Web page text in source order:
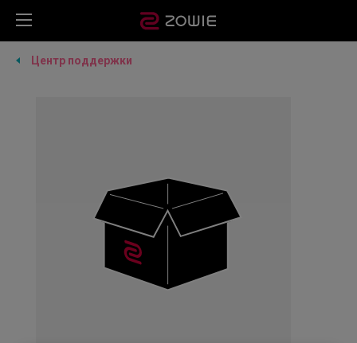
Центр поддержки